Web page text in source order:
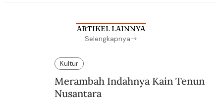
ARTIKEL LAINNYA
Selengkapnya
Kultur
Merambah Indahnya Kain Tenun
Nusantara